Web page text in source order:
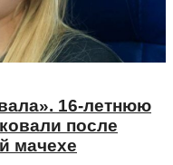
16-летнюю
после
мачехе